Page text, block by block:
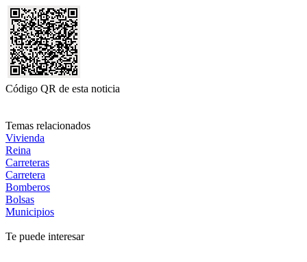
Código QR de esta noticia
Temas relacionados
Vivienda
Reina
Carreteras
Carretera
Bomberos
Bolsas
Municipios
Te puede interesar